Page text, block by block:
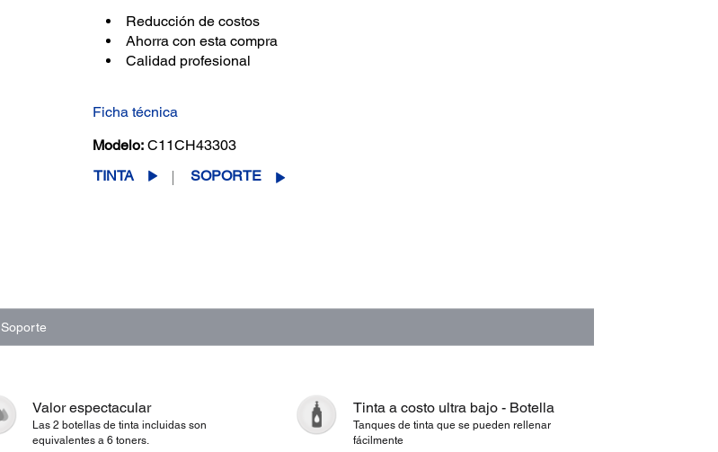
Reducción de costos
Ahorra con esta compra
Calidad profesional
Ficha técnica
Modelo: C11CH43303
TINTA
SOPORTE
Soporte
Valor espectacular
Las 2 botellas de tinta incluidas son
equivalentes a 6 toners.
Tinta a costo ultra bajo - Botella
Tanques de tinta que se pueden rellenar
fácilmente